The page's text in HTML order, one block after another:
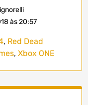
às 20:57
, Red Dead
, Xbox ONE